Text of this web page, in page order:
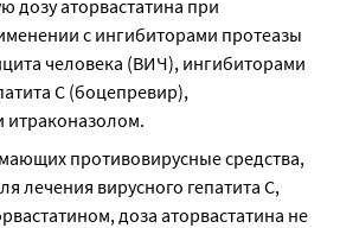
дозу аторвастатина при
с ингибиторами протеазы
человека (ВИЧ), ингибиторами
С (боцепревир),
противовирусные средства,
лечения вирусного гепатита С,
доза аторвастатина не